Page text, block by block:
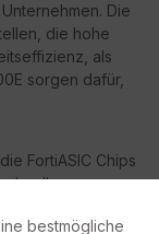
Die
die hohe
als
sorgen dafür,
FortiASIC Chips
zu
bestmögliche